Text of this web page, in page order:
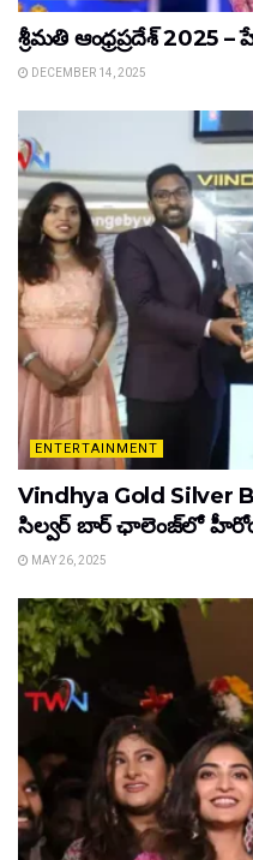
శ్రీమతి ఆంధ్రప్రదేశ్ 2025
DECEMBER 14, 2025
ENTERTAINMENT
Vindhya Gold Silver
సిల్వర్ బార్ ఛాలెంజ్‌లో
MAY 26, 2025